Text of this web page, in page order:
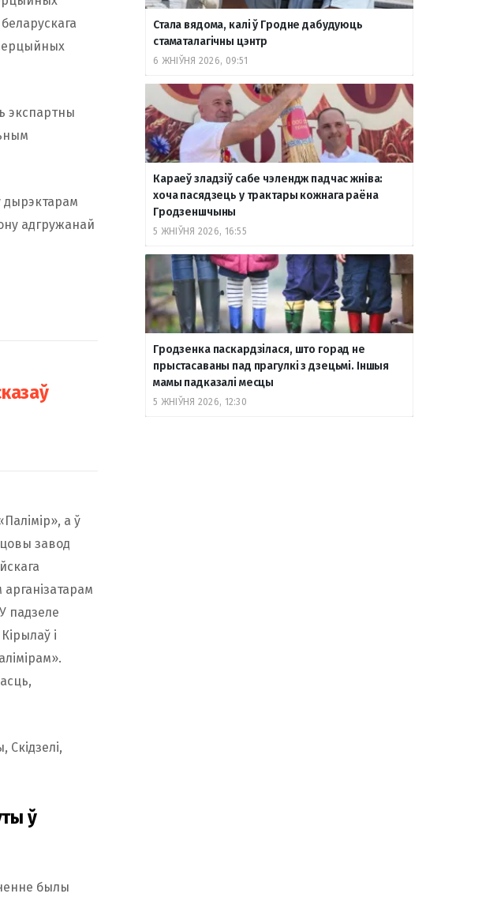
экспартны
адгружанай
а ў
завод
падзеле
і
ў
былы
Стала вядома, калі ў Гродне дабудуюць
стаматалагічны цэнтр
6 ЖНІЎНЯ 2026, 09:51
Караеў зладзіў сабе чэлендж падчас жніва:
хоча пасядзець у трактары кожнага раёна
Гродзеншчыны
5 ЖНІЎНЯ 2026, 16:55
Гродзенка паскардзілася, што горад не
прыстасаваны пад прагулкі з дзецьмі. Іншыя
мамы падказалі месцы
5 ЖНІЎНЯ 2026, 12:30